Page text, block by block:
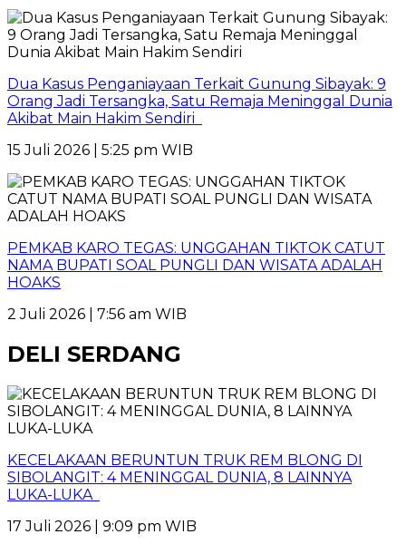
Dua Kasus Penganiayaan Terkait Gunung Sibayak: 9
Orang Jadi Tersangka, Satu Remaja Meninggal Dunia
Akibat Main Hakim Sendiri
15 Juli 2026 | 5:25 pm WIB
PEMKAB KARO TEGAS: UNGGAHAN TIKTOK CATUT
NAMA BUPATI SOAL PUNGLI DAN WISATA ADALAH
HOAKS
2 Juli 2026 | 7:56 am WIB
DELI SERDANG
KECELAKAAN BERUNTUN TRUK REM BLONG DI
SIBOLANGIT: 4 MENINGGAL DUNIA, 8 LAINNYA
LUKA-LUKA
17 Juli 2026 | 9:09 pm WIB